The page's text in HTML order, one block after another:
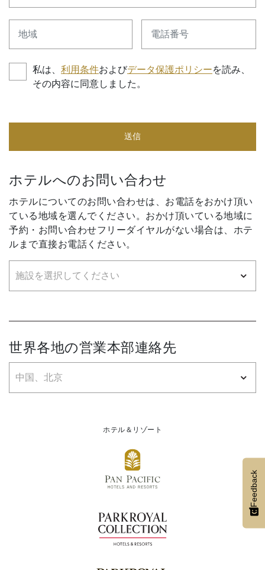
私は、 利用条件およびデータ保護ポリシーを読み、
その内容に同意しました。
送信
ホテルへのお問い合わせ
ホテルについてのお問い合わせは、お電話をおかけ頂い
ている地域を選んでください。おかけ頂いている地域に
予約・お問い合わせフリーダイヤルがない場合は、ホテ
ルまで直接お電話ください。
世界各地の営業本部連絡先
ホテル＆リゾート
Feedback